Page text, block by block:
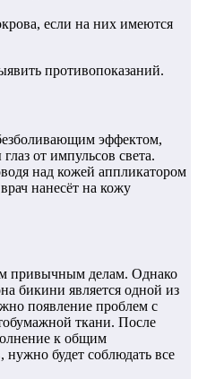
если на них имеются
противопоказаний.
эффектом,
от импульсов света.
над кожей аппликатором
нанесёт на кожу
привычным делам. Однако
бикини является одной из
появление проблем с
ткани. После
к общим
будет соблюдать все